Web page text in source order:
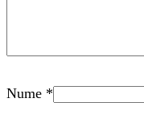
Nume *